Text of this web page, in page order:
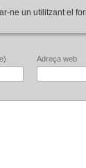
ne un utilitzant el
Adreça web